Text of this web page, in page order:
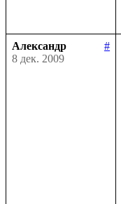
Александр
#
8 дек. 2009